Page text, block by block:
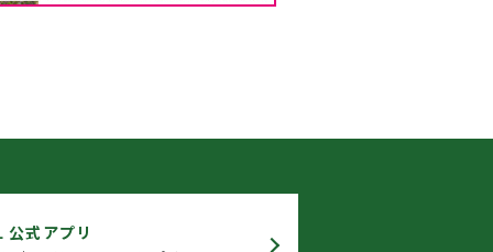
公式アプリ